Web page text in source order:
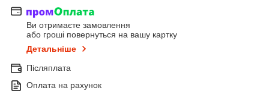
Ви отримаєте замовлення
або гроші повернуться на вашу картку
Детальніше
Післяплата
Оплата на рахунок